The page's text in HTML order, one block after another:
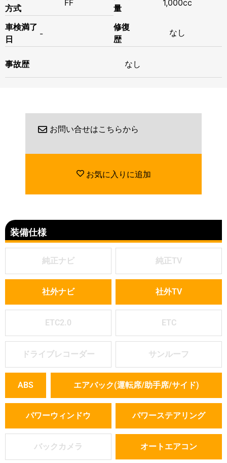
方式
FF
量
1,000cc
車検満了
日
-
修復
歴
なし
事故歴 なし
お問い合せはこちらから
お気に入りに追加
装備仕様
純正ナビ 純正TV
社外ナビ 社外TV
ETC2.0 ETC
ドライブレコーダー サンルーフ
ABS エアバック(運転席/助手席/サイド)
パワーウィンドウ パワーステアリング
バックカメラ オートエアコン